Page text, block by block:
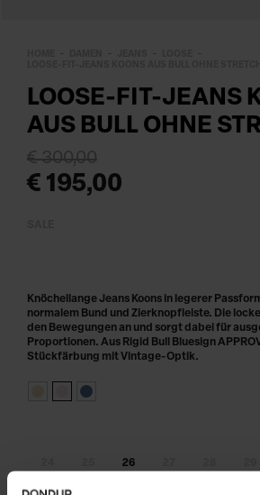
LOOSE-FIT-JEANS
AUS BULL OHNE
€ 195,00
€ 300,00
26
Knöchellange Jeans Koons in legerer
normalem Bund und Zierknopfleiste. Die
den Bewegungen an und sorgt dabei für
Proportionen. Aus Rigid Bull Bluesign
Stückfärbung mit Vintage-Optik.